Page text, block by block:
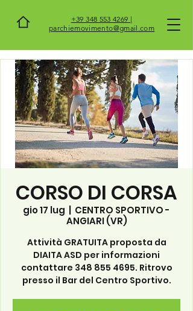
+39 348 553 4269 |
parchiemovimento@gmail.com
CORSO DI CORSA
gio 17 lug
CENTRO SPORTIVO -
ANGIARI (VR)
Attività GRATUITA proposta da
DIAITA ASD per informazioni
contattare 348 855 4695. Ritrovo
presso il Bar del Centro Sportivo.